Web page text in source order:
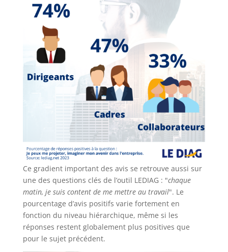
Ce gradient important des avis se retrouve aussi sur
une des questions clés de l’outil LEDIAG : "chaque
matin, je suis content de me mettre au travail". Le
pourcentage d’avis positifs varie fortement en
fonction du niveau hiérarchique, même si les
réponses restent globalement plus positives que
pour le sujet précédent.